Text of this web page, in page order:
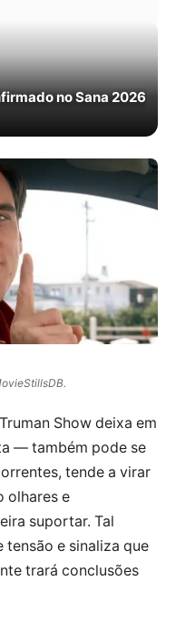
no Sana 2026
Show deixa em
— também pode se
tende a virar
olhares e
suportar. Tal
e sinaliza que
trará conclusões